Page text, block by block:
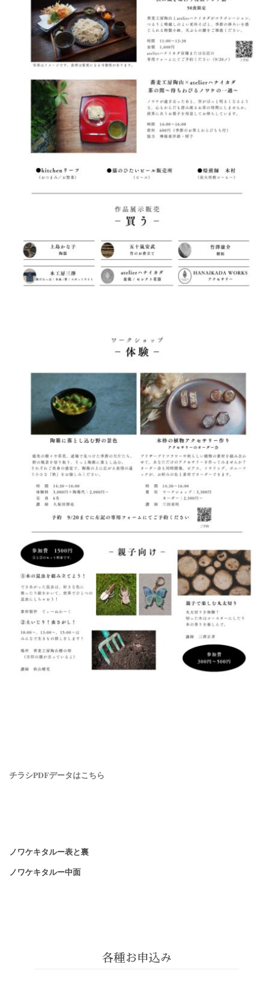
チラシPDFデータはこちら
ノワケキタルー表と裏
ノワケキタルー中面
各種お申込み